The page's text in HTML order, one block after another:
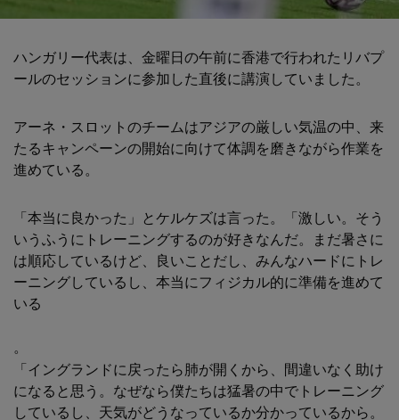
ハンガリー代表は、金曜日の午前に香港で行われたリバプ
ールのセッションに参加した直後に講演していました。
アーネ・スロットのチームはアジアの厳しい気温の中、来
たるキャンペーンの開始に向けて体調を磨きながら作業を
進めている。
「本当に良かった」とケルケズは言った。「激しい。そう
いうふうにトレーニングするのが好きなんだ。まだ暑さに
は順応しているけど、良いことだし、みんなハードにトレ
ーニングしているし、本当にフィジカル的に準備を進めて
いる
。
「イングランドに戻ったら肺が開くから、間違いなく助け
になると思う。なぜなら僕たちは猛暑の中でトレーニング
しているし、天気がどうなっているか分かっているから。